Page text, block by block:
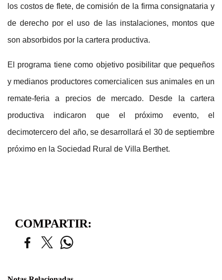
los costos de flete, de comisión de la firma consignataria y
de derecho por el uso de las instalaciones, montos que
son absorbidos por la cartera productiva.
El programa tiene como objetivo posibilitar que pequeños
y medianos productores comercialicen sus animales en un
remate-feria a precios de mercado. Desde la cartera
productiva indicaron que el próximo evento, el
decimotercero del año, se desarrollará el 30 de septiembre
próximo en la Sociedad Rural de Villa Berthet.
COMPARTIR: